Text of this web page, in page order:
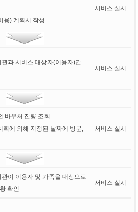
용) 계획서 작성
서비스 실시
관과 서비스 대상자(이용자)간
서비스 실시
바우처 잔량 조회
획에 의해 지정된 날짜에 방문,
서비스 실시
관이 이용자 및 가족을 대상으로
확인
서비스 실시